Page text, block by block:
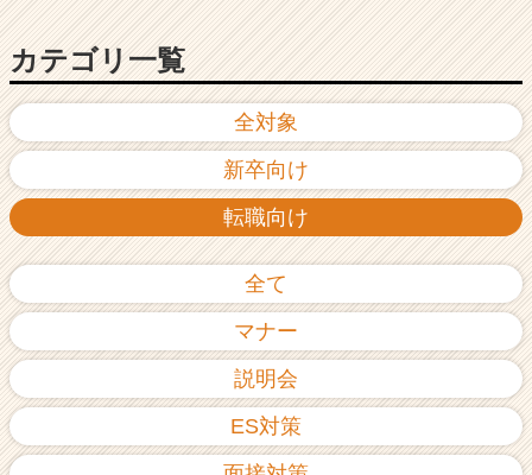
活
イ
チ
リ
（C
e
r
全対象
新卒向け
転職向け
全て
マナー
説明会
ES対策
カテゴリ一覧